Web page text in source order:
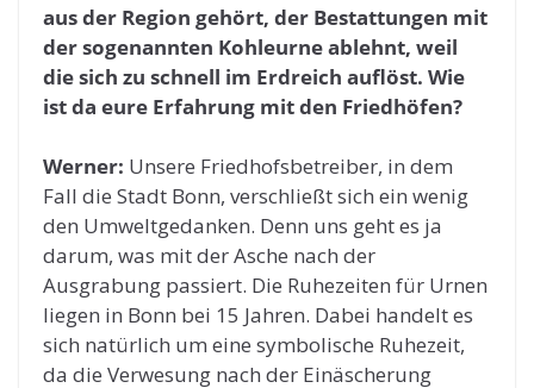
aus der Region gehört, der Bestattungen mit
der sogenannten Kohleurne ablehnt, weil
die sich zu schnell im Erdreich auflöst. Wie
ist da eure Erfahrung mit den Friedhöfen?
Werner: Unsere Friedhofsbetreiber, in dem
Fall die Stadt Bonn, verschließt sich ein wenig
den Umweltgedanken. Denn uns geht es ja
darum, was mit der Asche nach der
Ausgrabung passiert. Die Ruhezeiten für Urnen
liegen in Bonn bei 15 Jahren. Dabei handelt es
sich natürlich um eine symbolische Ruhezeit,
da die Verwesung nach der Einäscherung